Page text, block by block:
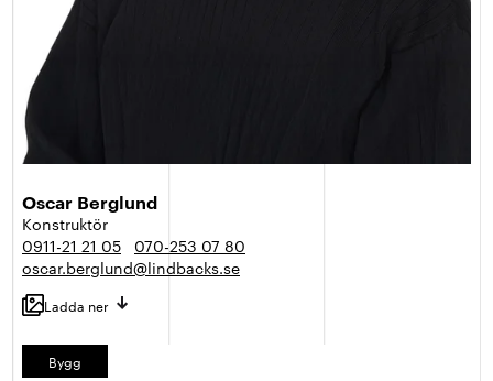
Oscar Berglund
Konstruktör
0911-21 21 05
070-253 07 80
oscar.berglund@lindbacks.se
Ladda ner
Bygg